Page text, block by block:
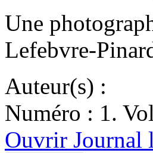
Une
Lefebvre-
Auteur(s) :
Numéro : 1.
Ouvrir Journal